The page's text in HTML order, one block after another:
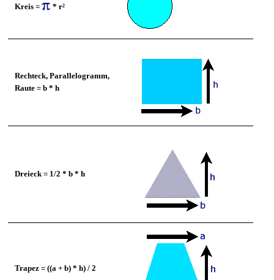
Kreis = * r²
Rechteck, Parallelogramm,
Raute = b * h
Dreieck = 1/2 * b * h
Trapez = ((a + b) * h) / 2